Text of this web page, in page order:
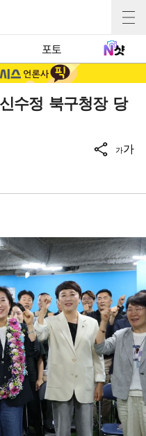
포토
수정 북구청장 당
가가